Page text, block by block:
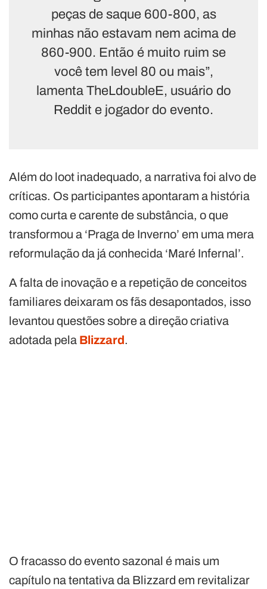
peças de saque 600-800, as
minhas não estavam nem acima de
860-900. Então é muito ruim se
você tem level 80 ou mais”,
lamenta TheLdoubleE, usuário do
Reddit e jogador do evento.
Além do loot inadequado, a narrativa foi alvo de
críticas. Os participantes apontaram a história
como curta e carente de substância, o que
transformou a ‘Praga de Inverno’ em uma mera
reformulação da já conhecida ‘Maré Infernal’.
A falta de inovação e a repetição de conceitos
familiares deixaram os fãs desapontados, isso
levantou questões sobre a direção criativa
adotada pela Blizzard.
O fracasso do evento sazonal é mais um
capítulo na tentativa da Blizzard em revitalizar